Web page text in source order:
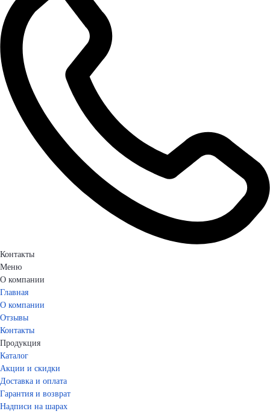
Контакты
Меню
О компании
Главная
О компании
Отзывы
Контакты
Продукция
Каталог
Акции и скидки
Доставка и оплата
Гарантия и возврат
Надписи на шарах